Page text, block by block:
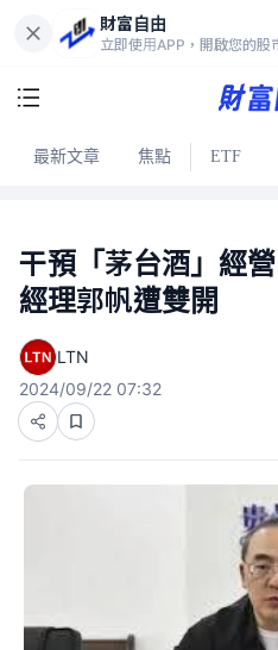
財富自由
立即使用APP，開啟您的股
最新文章 焦點 ETF
干預「茅台酒」經
經理郭帆遭雙開
LTN
2024/09/22 07:32